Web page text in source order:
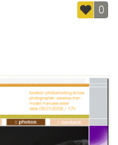
0